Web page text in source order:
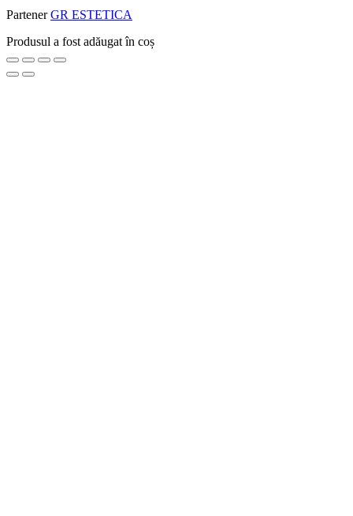
PartenerGR ESTETICA
Produsul a fost adăugat în coș